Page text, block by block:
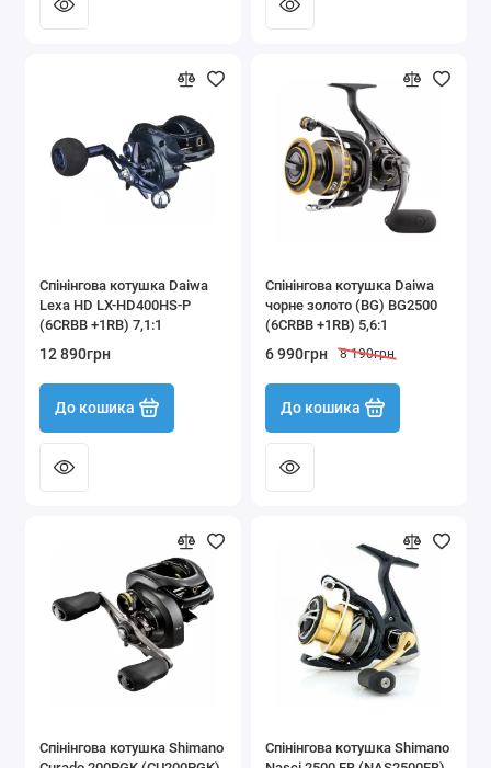
Спінінгова котушка Daiwa
Lexa HD LX-HD400HS-P
(6CRBB +1RB) 7,1:1
12 890грн
До кошика
Спінінгова котушка Daiwa
чорне золото (BG) BG2500
(6CRBB +1RB) 5,6:1
6 990грн 8 190грн
До кошика
Спінінгова котушка Shimano
Спінінгова котушка Shimano